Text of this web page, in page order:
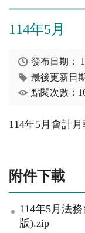
114年5月
發布日期：
最後更新日
點閱次數：
114年5月會計月
附件下載
114年5月法
版).zip